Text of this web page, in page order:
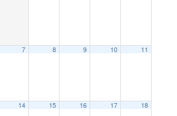
7 8 9 10 11
14 15 16 17 18